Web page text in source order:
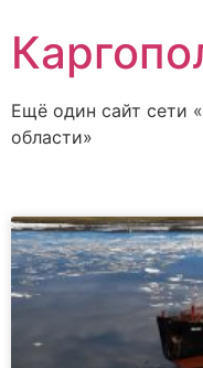
Ещё один сайт сети
области»